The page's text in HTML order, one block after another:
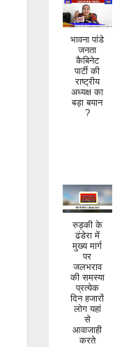
भावना पांडे
जनता
कैबिनेट
पार्टी की
राष्ट्रीय
अध्यक्ष का
बड़ा बयान
?
रुड़की के
ढंडेरा में
मुख्य मार्ग
पर
जलभराव
की समस्या
प्रत्येक
दिन हजारों
लोग यहां
से
आवाजाही
करते